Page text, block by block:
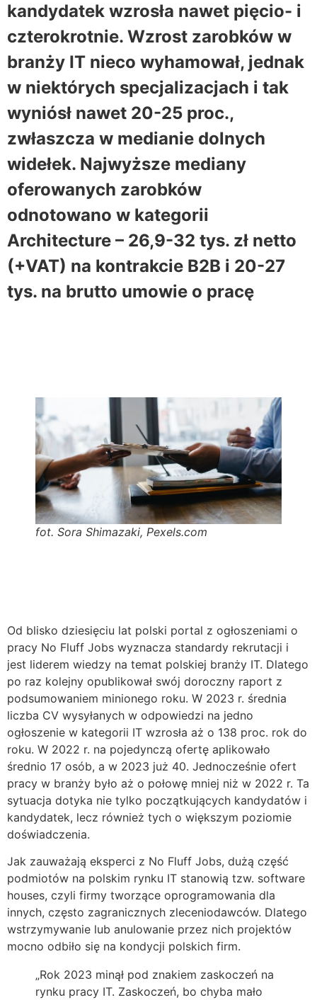
kandydatek wzrosła nawet pięcio- i
czterokrotnie. Wzrost zarobków w
branży IT nieco wyhamował, jednak
w niektórych specjalizacjach i tak
wyniósł nawet 20-25 proc.,
zwłaszcza w medianie dolnych
widełek. Najwyższe mediany
oferowanych zarobków
odnotowano w kategorii
Architecture – 26,9-32 tys. zł netto
(+VAT) na kontrakcie B2B i 20-27
tys. na brutto umowie o pracę
fot. Sora Shimazaki, Pexels.com
Od blisko dziesięciu lat polski portal z ogłoszeniami o
pracy No Fluff Jobs wyznacza standardy rekrutacji i
jest liderem wiedzy na temat polskiej branży IT. Dlatego
po raz kolejny opublikował swój doroczny raport z
podsumowaniem minionego roku. W 2023 r. średnia
liczba CV wysyłanych w odpowiedzi na jedno
ogłoszenie w kategorii IT wzrosła aż o 138 proc. rok do
roku. W 2022 r. na pojedynczą ofertę aplikowało
średnio 17 osób, a w 2023 już 40. Jednocześnie ofert
pracy w branży było aż o połowę mniej niż w 2022 r. Ta
sytuacja dotyka nie tylko początkujących kandydatów i
kandydatek, lecz również tych o większym poziomie
doświadczenia.
Jak zauważają eksperci z No Fluff Jobs, dużą część
podmiotów na polskim rynku IT stanowią tzw. software
houses, czyli firmy tworzące oprogramowania dla
innych, często zagranicznych zleceniodawców. Dlatego
wstrzymywanie lub anulowanie przez nich projektów
mocno odbiło się na kondycji polskich firm.
„Rok 2023 minął pod znakiem zaskoczeń na
rynku pracy IT. Zaskoczeń, bo chyba mało